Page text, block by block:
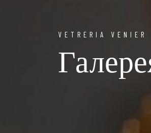
VETRERIA VENIER